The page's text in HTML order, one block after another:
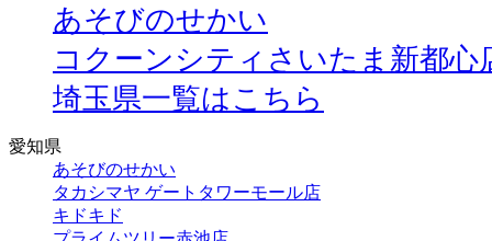
あそびのせかい
コクーンシティさいたま新都心
埼玉県一覧はこちら
愛知県
あそびのせかい
タカシマヤ ゲートタワーモール店
キドキド